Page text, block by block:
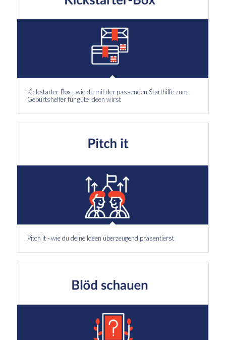
Kickstarter-Box - wie du mit der passenden Starthilfe zum
Geburtshelfer für gute Ideen wirst
Pitch it - wie du deine Ideen überzeugend präsentierst